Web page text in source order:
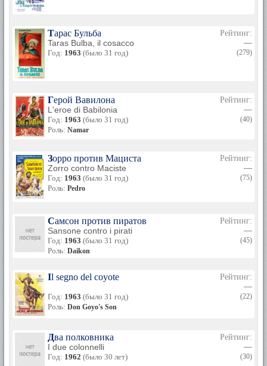
Тарас Бульба
Taras Bulba, il cosacco
Год: 1963 (было 31 год)
Рейтинг:
—
(279)
Герой Вавилона
L'eroe di Babilonia
Год: 1963 (было 31 год)
Роль: Namar
Рейтинг:
—
(40)
Зорро против Мациста
Zorro contro Maciste
Год: 1963 (было 31 год)
Роль: Pedro
Рейтинг:
—
(75)
Самсон против пиратов
Sansone contro i pirati
Год: 1963 (было 31 год)
Роль: Daikon
Рейтинг:
—
(45)
Il segno del coyote
Год: 1963 (было 31 год)
Роль: Don Goyo's Son
Рейтинг:
—
(22)
Два полковника
I due colonnelli
Год: 1962 (было 30 лет)
Рейтинг:
—
(30)